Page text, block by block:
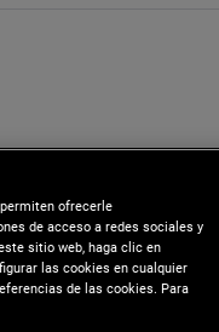
ofrecerle
de acceso a redes sociales y
sitio web, haga clic en
las cookies en cualquier
de las cookies. Para